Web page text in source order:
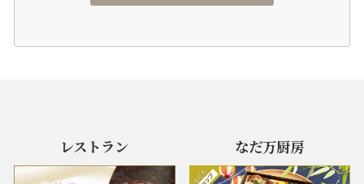
レストラン なだ万厨房